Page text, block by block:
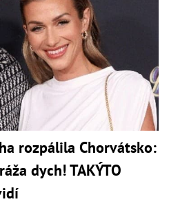
rozpálila Chorvátsko:
dych! TAKÝTO